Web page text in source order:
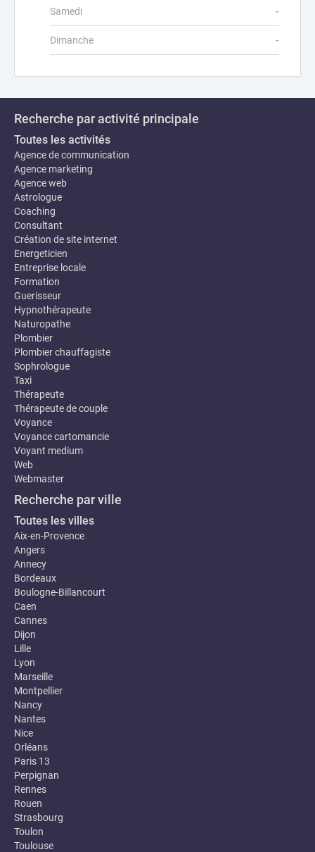
Samedi -
Dimanche -
Recherche par activité principale
Toutes les activités
Agence de communication
Agence marketing
Agence web
Astrologue
Coaching
Consultant
Création de site internet
Energeticien
Entreprise locale
Formation
Guerisseur
Hypnothérapeute
Naturopathe
Plombier
Plombier chauffagiste
Sophrologue
Taxi
Thérapeute
Thérapeute de couple
Voyance
Voyance cartomancie
Voyant medium
Web
Webmaster
Recherche par ville
Toutes les villes
Aix-en-Provence
Angers
Annecy
Bordeaux
Boulogne-Billancourt
Caen
Cannes
Dijon
Lille
Lyon
Marseille
Montpellier
Nancy
Nantes
Nice
Orléans
Paris 13
Perpignan
Rennes
Rouen
Strasbourg
Toulon
Toulouse